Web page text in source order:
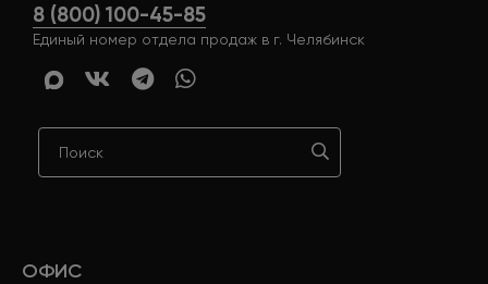
8 (800) 100-45-85
Единый номер отдела продаж в г. Челябинск
ОФИС